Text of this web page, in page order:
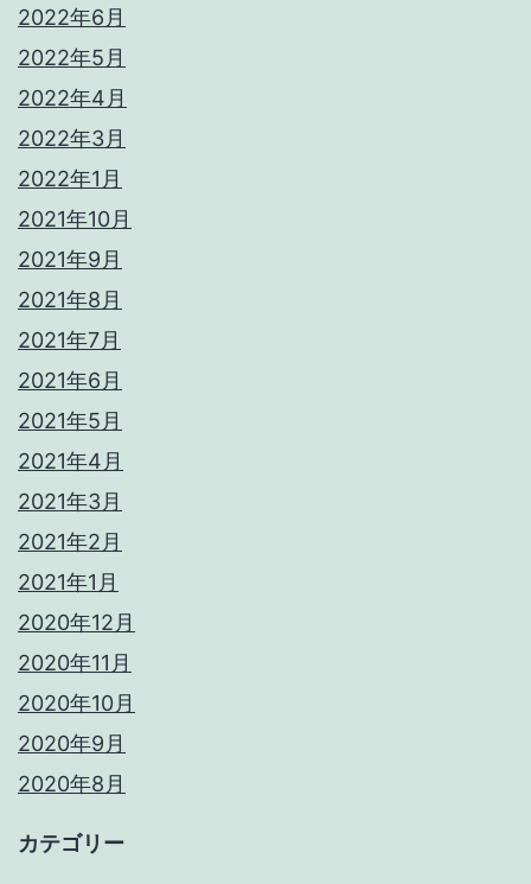
2022年6月
2022年5月
2022年4月
2022年3月
2022年1月
2021年10月
2021年9月
2021年8月
2021年7月
2021年6月
2021年5月
2021年4月
2021年3月
2021年2月
2021年1月
2020年12月
2020年11月
2020年10月
2020年9月
2020年8月
カテゴリー